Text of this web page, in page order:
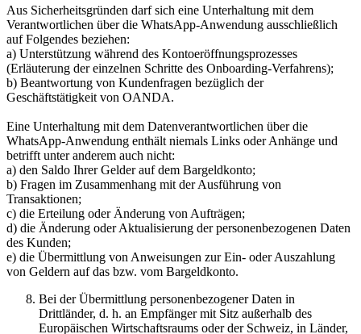
Aus Sicherheitsgründen darf sich eine Unterhaltung mit dem
Verantwortlichen über die WhatsApp-Anwendung ausschließlich
auf Folgendes beziehen:
a) Unterstützung während des Kontoeröffnungsprozesses
(Erläuterung der einzelnen Schritte des Onboarding-Verfahrens);
b) Beantwortung von Kundenfragen bezüglich der
Geschäftstätigkeit von OANDA.
Eine Unterhaltung mit dem Datenverantwortlichen über die
WhatsApp-Anwendung enthält niemals Links oder Anhänge und
betrifft unter anderem auch nicht:
a) den Saldo Ihrer Gelder auf dem Bargeldkonto;
b) Fragen im Zusammenhang mit der Ausführung von
Transaktionen;
c) die Erteilung oder Änderung von Aufträgen;
d) die Änderung oder Aktualisierung der personenbezogenen Daten
des Kunden;
e) die Übermittlung von Anweisungen zur Ein- oder Auszahlung
von Geldern auf das bzw. vom Bargeldkonto.
Bei der Übermittlung personenbezogener Daten in
Drittländer, d. h. an Empfänger mit Sitz außerhalb des
Europäischen Wirtschaftsraums oder der Schweiz, in Länder,